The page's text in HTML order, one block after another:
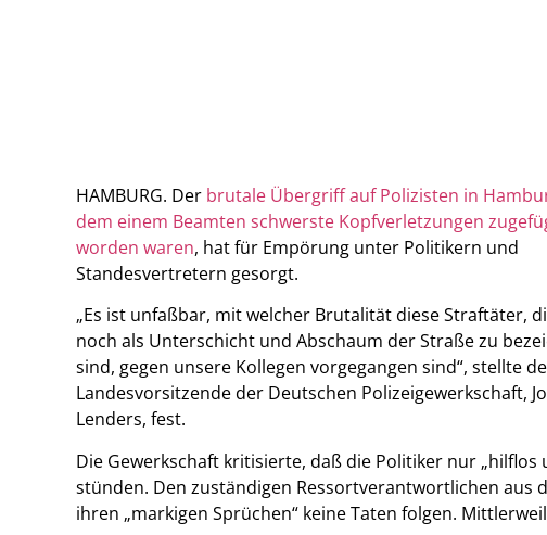
HAMBURG. Der brutale Übergriff auf Polizisten in
dem einem Beamten schwerste Kopfverletzungen
worden waren, hat für Empörung unter Politikern und
Standesvertretern gesorgt.
„Es ist unfaßbar, mit welcher Brutalität diese Straftäter,
noch als Unterschicht und Abschaum der Straße zu
sind, gegen unsere Kollegen vorgegangen sind“, stellte
Landesvorsitzende der Deutschen Polizeigewerkschaft,
Lenders, fest.
Die Gewerkschaft kritisierte, daß die Politiker nur
stünden. Den zuständigen Ressortverantwortlichen aus
ihren „markigen Sprüchen“ keine Taten folgen.